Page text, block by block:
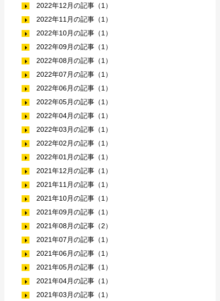
2022年12月の記事（1）
2022年11月の記事（1）
2022年10月の記事（1）
2022年09月の記事（1）
2022年08月の記事（1）
2022年07月の記事（1）
2022年06月の記事（1）
2022年05月の記事（1）
2022年04月の記事（1）
2022年03月の記事（1）
2022年02月の記事（1）
2022年01月の記事（1）
2021年12月の記事（1）
2021年11月の記事（1）
2021年10月の記事（1）
2021年09月の記事（1）
2021年08月の記事（2）
2021年07月の記事（1）
2021年06月の記事（1）
2021年05月の記事（1）
2021年04月の記事（1）
2021年03月の記事（1）